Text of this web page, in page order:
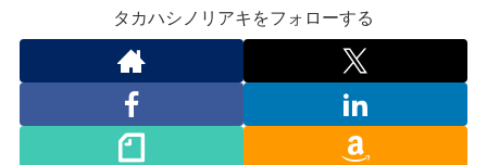
タカハシノリアキをフォローする